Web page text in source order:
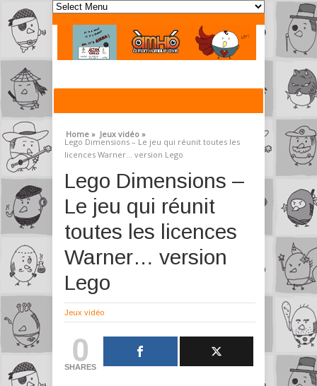
Home » Jeux vidéo »
Lego Dimensions – Le jeu qui réunit toutes les
licences Warner… version Lego
Lego Dimensions –
Le jeu qui réunit
toutes les licences
Warner… version
Lego
Jeux vidéo
0
SHARES